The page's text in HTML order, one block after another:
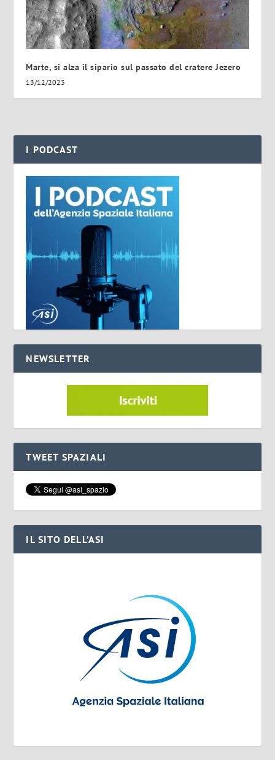
Marte, si alza il sipario sul passato del cratere Jezero
13/12/2023
I PODCAST
NEWSLETTER
TWEET SPAZIALI
IL SITO DELL’ASI